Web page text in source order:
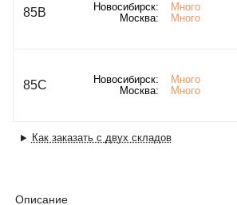
85B Новосибирск:
Много
Москва:
Много
85C Новосибирск:
Много
Москва:
Много
Как заказать с двух складов
Описание